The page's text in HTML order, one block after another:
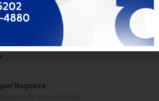
2 de setembro de 2020 at 01:37
Bem estruturado.
Nogueira